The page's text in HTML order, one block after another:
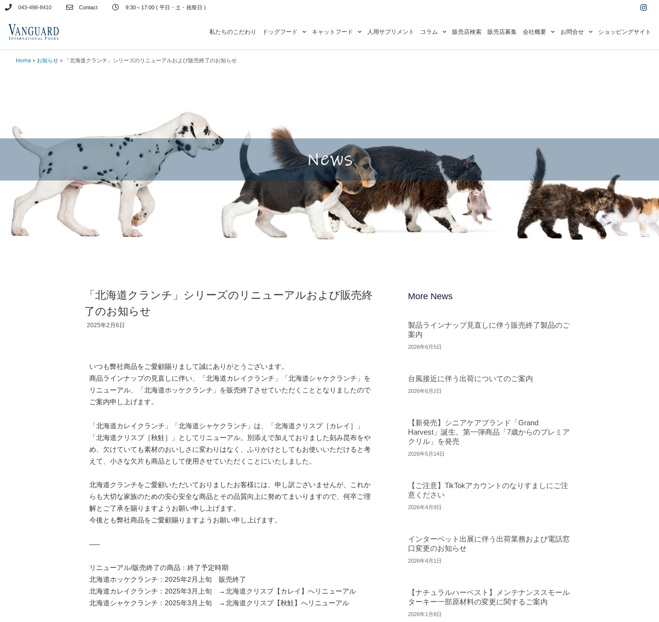
キ
043-498-8410 Contact 9:30～17:00 ( 平日・土・祝祭日 ) I
n
a
r
私たちのこだわり ドッグフード キャットフード 人用サプリメント コラム 販売店検索 販売店募集 会社概要 お問合せ ショッピングサイト
Home » お知らせ » 「北海道クランチ」シリーズのリニューアルおよび販売終了のお知らせ
「北海道クランチ」シリーズのリニューアルおよび販売終
了のお知らせ
2025年2月6日
いつも弊社商品をご愛顧賜りまして誠にありがとうございます。
商品ラインナップの見直しに伴い、「北海道カレイクランチ」「北海道シャケクランチ」を
リニューアル、「北海道ホッケクランチ」を販売終了させていただくこととなりましたので
ご案内申し上げます。
「北海道カレイクランチ」「北海道シャケクランチ」は、「北海道クリスプ［カレイ］」
「北海道クリスプ［秋鮭］」としてリニューアル。別添えで加えておりました刻み昆布をや
め、欠けていても素材のおいしさに変わりはなく、ふりかけとしてもお使いいただけると考
えて、小さな欠片も商品として使用させていただくことにいたしました。
北海道クランチをご愛顧いただいておりましたお客様には、申し訳ございませんが、これか
らも大切な家族のための安心安全な商品とその品質向上に努めてまいりますので、何卒ご理
解とご了承を賜りますようお願い申し上げます。
今後とも弊社商品をご愛顧賜りますようお願い申し上げます。
—–
リニューアル/販売終了の商品：終了予定時期
北海道ホッケクランチ：2025年2月上旬 販売終了
北海道カレイクランチ：2025年3月上旬 →北海道クリスプ【カレイ】へリニューアル
北海道シャケクランチ：2025年3月上旬 →北海道クリスプ【秋鮭】へリニューアル
More News
製品ラインナップ見直しに伴う販売終了製品のご
案内
2026年6月5日
台風接近に伴う出荷についてのご案内
2026年6月2日
【新発売】シニアケアブランド「Grand
Harvest」誕生。第一弾商品「7歳からのプレミア
クリル」を発売
2026年5月14日
【ご注意】TikTokアカウントのなりすましにご注
意ください
2026年4月9日
インターペット出展に伴う出荷業務および電話窓
口変更のお知らせ
2026年4月1日
【ナチュラルハーベスト】メンテナンススモール
ターキー一部原材料の変更に関するご案内
2026年1月8日